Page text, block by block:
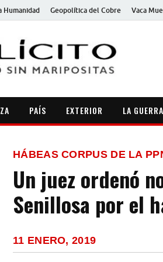
Humanidad Geopolítica del Cobre Vaca
PAÍS EXTERIOR LA
HÁBEAS CORPUS DE LA
Un juez ordenó
Senillosa por el
11 ENERO, 2019